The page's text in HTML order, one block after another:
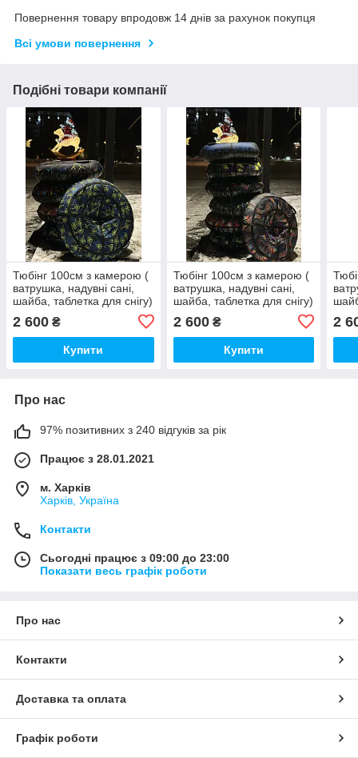
Повернення товару впродовж 14 днів за рахунок покупця
Всі умови повернення
Подібні товари компанії
Тюбінг 100см з камерою (
ватрушка, надувні сані,
шайба, таблетка для снігу)
2 600 ₴
Купити
Тюбінг 100см з камерою (
ватрушка, надувні сані,
шайба, таблетка для снігу)
2 600₴
Купити
2
Про нас
97% позитивних з 240 відгуків за рік
Працює з 28.01.2021
м. Харків
Харків, Україна
Контакти
Сьогодні працює з 09:00 до 23:00
Показати весь графік роботи
Про нас
Контакти
Доставка та оплата
Графік роботи